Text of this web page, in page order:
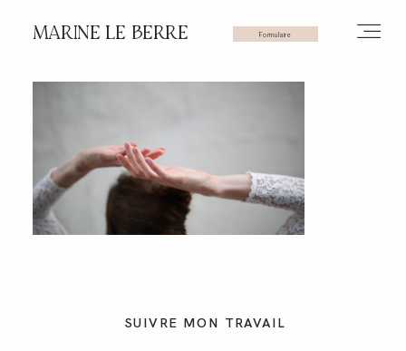
MARINE LE BERRE Formulaire
SUIVRE MON TRAVAIL
PHOTOS